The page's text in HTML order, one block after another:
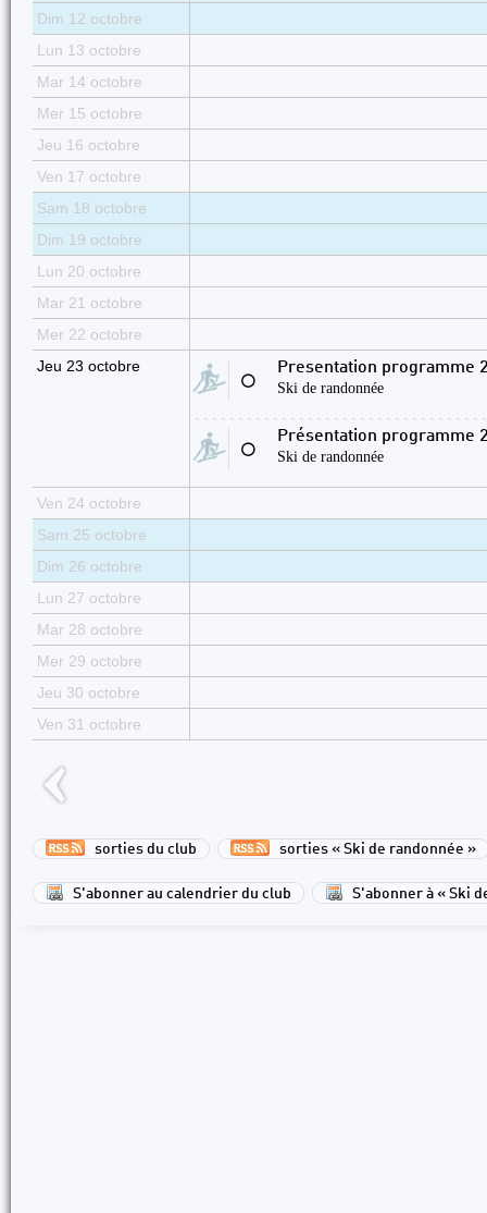
Dim 12 octobre
Lun 13 octobre
Mar 14 octobre
Mer 15 octobre
Jeu 16 octobre
Ven 17 octobre
Sam 18 octobre
Dim 19 octobre
Lun 20 octobre
Mar 21 octobre
Mer 22 octobre
Jeu 23 octobre
⚪
Presentation programme
Ski de randonnée
⚪
Présentation programme
Ski de randonnée
Ven 24 octobre
Sam 25 octobre
Dim 26 octobre
Lun 27 octobre
Mar 28 octobre
Mer 29 octobre
Jeu 30 octobre
Ven 31 octobre
sorties du club sorties « Ski de randonnée »
S'abonner au calendrier du club S'abonner à « Ski